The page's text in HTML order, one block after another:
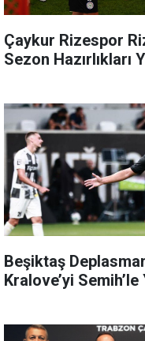
Çaykur Rizespor
Sezon Hazırlıkları
Beşiktaş
Kralove’yi Semih’le